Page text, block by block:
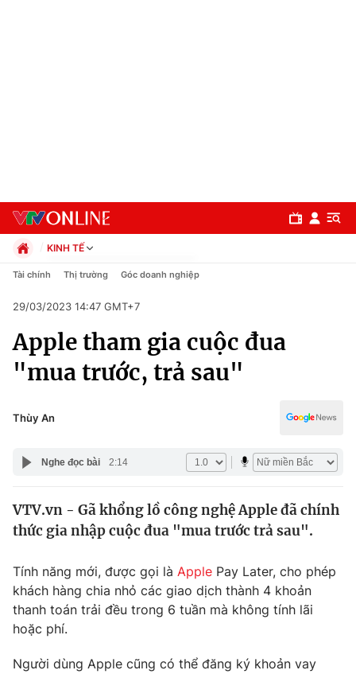
Chuyên mục
Chính trị
Pháp luật
Tin tức
Thế giới đó đây
Kinh tế
Tài chính
Thị trường
Dữ liệu và đời sống
KINH TẾ
Chính trị
Pháp luật
Kinh tế
Thể thao
Truyền hình
Y tế
Công nghệ
Tài chính Thị trường Góc doanh nghiệp
29/03/2023 14:47 GMT+7
Apple tham gia cuộc đua
"mua trước, trả sau"
Thùy An
Nghe đọc bài 2:14
VTV.vn - Gã khổng lồ công nghệ Apple đã chính
thức gia nhập cuộc đua "mua trước trả sau".
Tính năng mới, được gọi là Apple Pay Later, cho phép
khách hàng chia nhỏ các giao dịch thành 4 khoản
thanh toán trải đều trong 6 tuần mà không tính lãi
hoặc phí.
Người dùng Apple cũng có thể đăng ký khoản vay